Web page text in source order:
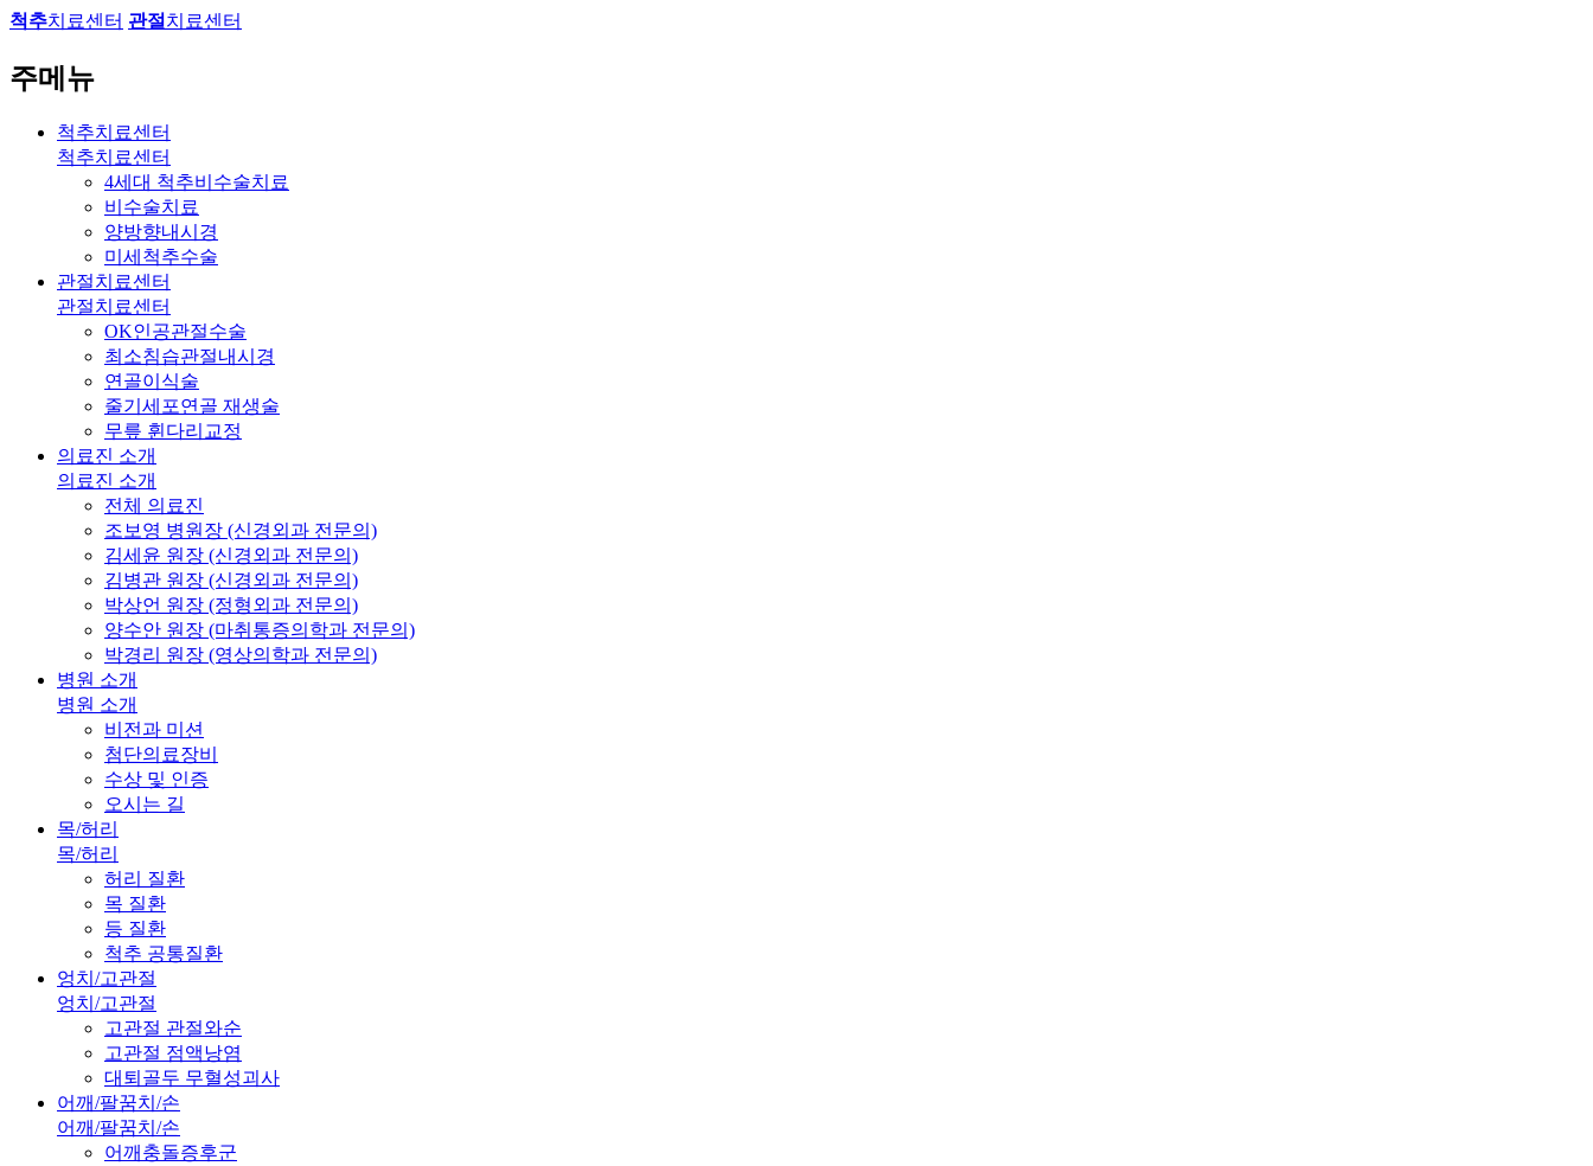
척추치료센터 관절 치료센터
주메뉴
척추치료센터
척추치료센터
4세대 척추비수술치료
비수술치료
양방향내시경
미세척추수술
관절치료센터
관절치료센터
OK인공관절수술
최소침습관절내시경
연골이식술
줄기세포연골 재생술
무릎 휜다리교정
의료진 소개
의료진 소개
전체 의료진
조보영 병원장 (신경외과 전문의)
김세윤 원장 (신경외과 전문의)
김병관 원장 (신경외과 전문의)
박상언 원장 (정형외과 전문의)
양수안 원장 (마취통증의학과 전문의)
박경리 원장 (영상의학과 전문의)
병원 소개
병원 소개
비전과 미션
첨단의료장비
수상 및 인증
오시는 길
목/허리
목/허리
허리 질환
목 질환
등 질환
척추 공통질환
엉치/고관절
엉치/고관절
고관절 관절와순
고관절 점액낭염
대퇴골두 무혈성괴사
어깨/팔꿈치/손
어깨/팔꿈치/손
어깨충돌증후군